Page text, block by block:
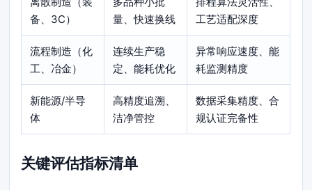
备、3C）
量、快速换线
工艺适配深度
流程制造（化
工、冶金）
连续生产稳
定、能耗优化
异常响应速度、能
耗监测精度
新能源/半导
体
高精度追溯、
洁净管控
数据采集精度、合
规认证完备性
关键评估指标清单